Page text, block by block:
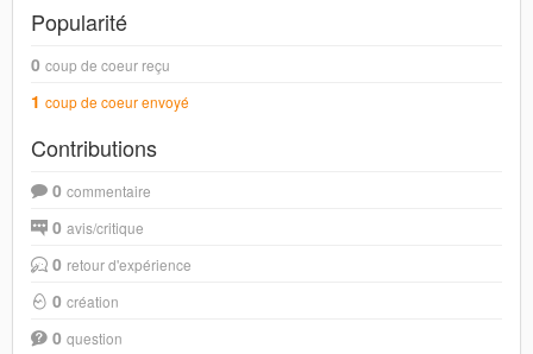
Popularité
0 coup de coeur reçu
1 coup de coeur envoyé
Contributions
0 commentaire
0 avis/critique
0 retour d'expérience
0 création
0 question